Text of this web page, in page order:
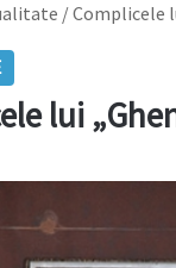
/Complicele
lui